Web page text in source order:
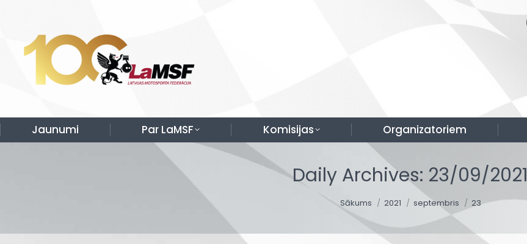
Jaunumi Par LaMSF Komisijas Organizatoriem
Daily Archives: 23/09/2021
Sākums 2021 septembris 23